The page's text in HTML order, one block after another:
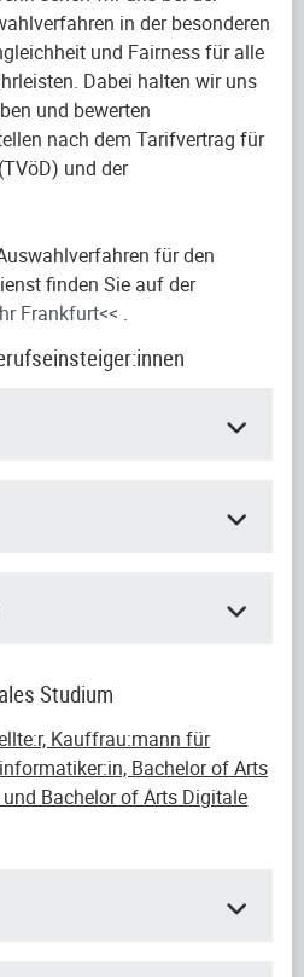
in der besonderen
und Fairness für alle
Dabei halten wir uns
und bewerten
nach dem Tarifvertrag für
und der
für den
finden Sie auf der
Frankfurt<< .
Studium
Kauffrau:mann für
Bachelor of Arts
Bachelor of Arts Digitale